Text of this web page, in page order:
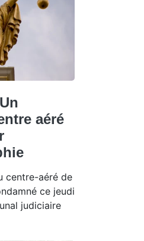
aéré
centre-aéré de
ce jeudi
judiciaire